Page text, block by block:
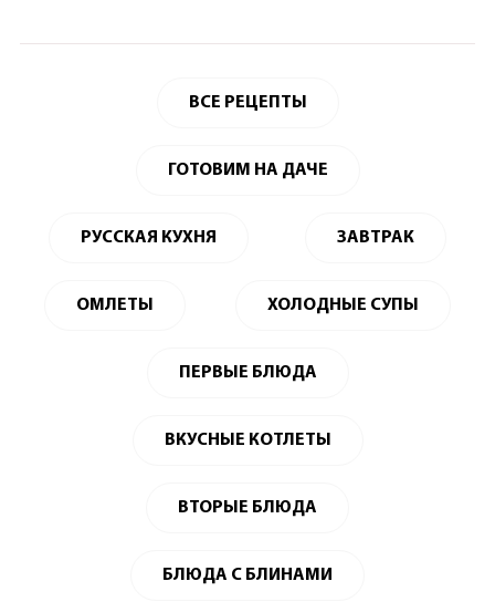
ВСЕ РЕЦЕПТЫ
ГОТОВИМ НА ДАЧЕ
РУССКАЯ КУХНЯ ЗАВТРАК
ОМЛЕТЫ ХОЛОДНЫЕ СУПЫ
ПЕРВЫЕ БЛЮДА
ВКУСНЫЕ КОТЛЕТЫ
ВТОРЫЕ БЛЮДА
БЛЮДА С БЛИНАМИ